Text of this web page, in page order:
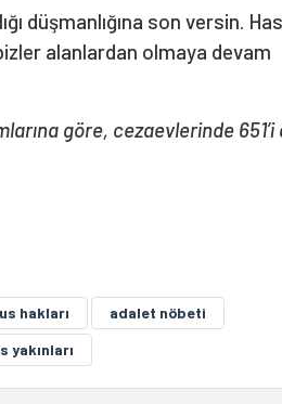
düşmanlığına son versin.
alanlardan olmaya devam
göre, cezaevlerinde 651’i
hakları
adalet nöbeti
yakınları